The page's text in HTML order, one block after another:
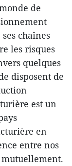
de
chaînes
les risques
quelques
disposent de
est un
en
entre nos
mutuellement.